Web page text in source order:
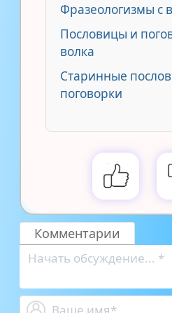
Фразеологизмы с
Пословицы и
волка
Старинные
поговорки
Комментарии